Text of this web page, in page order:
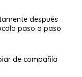
después
paso a paso
de compañía